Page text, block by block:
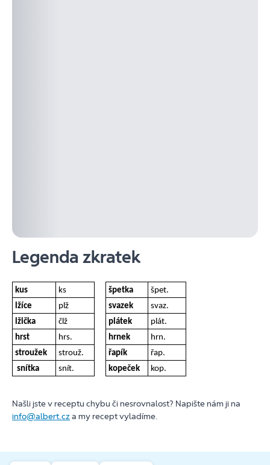
Legenda zkratek
kus ks špetka
špet.
lžíce
plž svazek
svaz.
lžička
člž plátek
plát.
hrst
hrs. hrnek
hrn.
stroužek
strouž. řapík
řap.
snítka
snít. kopeček kop.
Našli jste v receptu chybu či nesrovnalost? Napište nám ji na
info@albert.cza my recept vyladíme.